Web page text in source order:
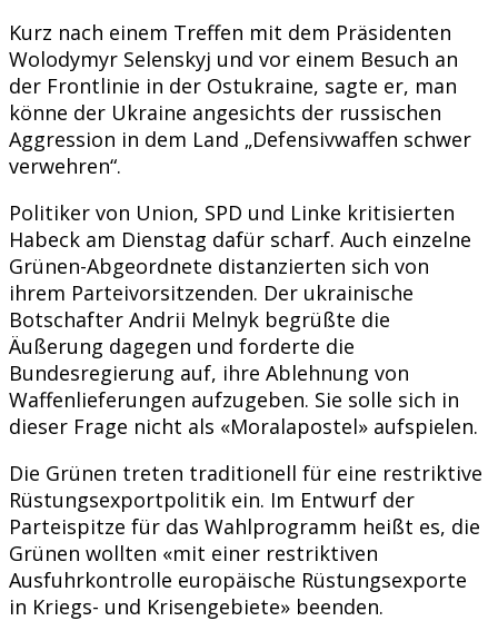
Kurz nach einem Treffen mit dem Präsidenten
Wolodymyr Selenskyj und vor einem Besuch an
der Frontlinie in der Ostukraine, sagte er, man
könne der Ukraine angesichts der russischen
Aggression in dem Land „Defensivwaffen schwer
verwehren“.
Politiker von Union, SPD und Linke kritisierten
Habeck am Dienstag dafür scharf. Auch einzelne
Grünen-Abgeordnete distanzierten sich von
ihrem Parteivorsitzenden. Der ukrainische
Botschafter Andrii Melnyk begrüßte die
Äußerung dagegen und forderte die
Bundesregierung auf, ihre Ablehnung von
Waffenlieferungen aufzugeben. Sie solle sich in
dieser Frage nicht als «Moralapostel» aufspielen.
Die Grünen treten traditionell für eine restriktive
Rüstungsexportpolitik ein. Im Entwurf der
Parteispitze für das Wahlprogramm heißt es, die
Grünen wollten «mit einer restriktiven
Ausfuhrkontrolle europäische Rüstungsexporte
in Kriegs- und Krisengebiete» beenden.